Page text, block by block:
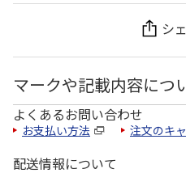
シ
マークや記載内容につ
よくあるお問い合わせ
お支払い方法 注文のキ
配送情報について